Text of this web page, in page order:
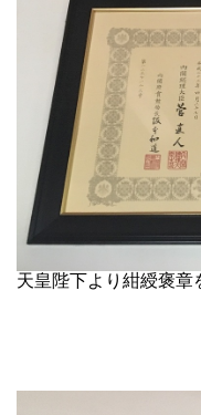
天皇陛下より紺綬褒